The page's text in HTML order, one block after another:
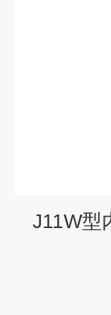
J11W型